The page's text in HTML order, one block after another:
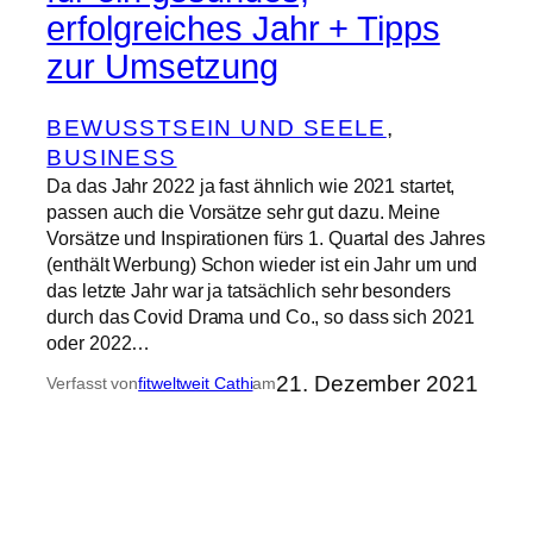
erfolgreiches Jahr + Tipps
zur Umsetzung
BEWUSSTSEIN UND SEELE
BUSINESS
Da das Jahr 2022 ja fast ähnlich wie 2021 startet,
passen auch die Vorsätze sehr gut dazu. Meine
Vorsätze und Inspirationen fürs 1. Quartal des Jahres
(enthält Werbung) Schon wieder ist ein Jahr um und
das letzte Jahr war ja tatsächlich sehr besonders
durch das Covid Drama und Co., so dass sich 2021
oder 2022…
Verfasst vonfitweltweit Cathiam21. Dezember 2021